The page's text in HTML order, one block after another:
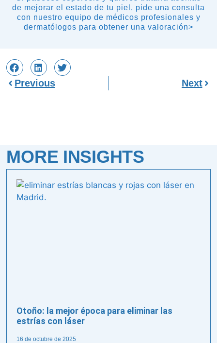
de mejorar el estado de tu piel, pide una consulta
con nuestro equipo de médicos profesionales y
dermatólogos para obtener una valoración>
Previous Next
MORE INSIGHTS
Otoño: la mejor época para eliminar las
estrías con láser
16 de octubre de 2025